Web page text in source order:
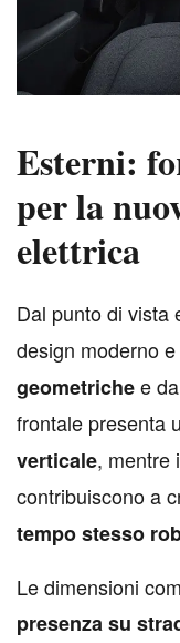
Esterni:
per la
elettrica
Dal punto di vista
design moderno
geometrichee
frontale presenta
verticale, mentre i
contribuiscono a
tempo stesso
Le dimensioni
presenza su